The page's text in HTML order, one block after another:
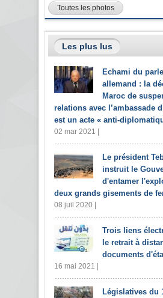
Toutes les photos
Les plus lus
Echami du
allemand : la
Maroc de
relations avec l’ambassade
est un acte « anti-
02 mar 2021 |
Le président
instruit le
d'entamer
deux grands gisements de
08 juil 2020 |
Trois liens
le retrait à
documents
16 mai 2021 |
Législatives du